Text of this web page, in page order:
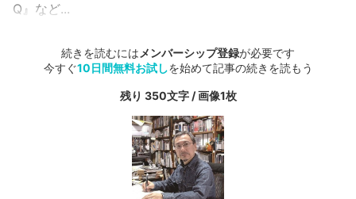
Q』など...
続きを読むには メンバーシップ登録が必要です
今すぐ10日間無料お試しを始めて記事の続きを読もう
残り 350文字 / 画像1枚